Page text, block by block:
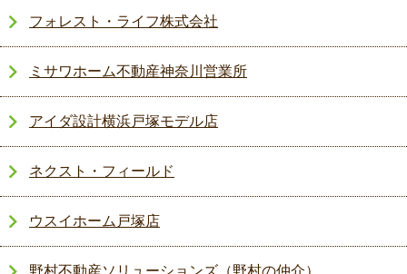
フォレスト・ライフ株式会社
ミサワホーム不動産神奈川営業所
アイダ設計横浜戸塚モデル店
ネクスト・フィールド
ウスイホーム戸塚店
野村不動産ソリューションズ（野村の仲介）